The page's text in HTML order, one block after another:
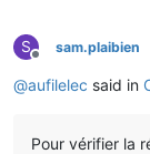
S
Offline
sam.plaibien
@aufilelec said in
Pour vérifier la